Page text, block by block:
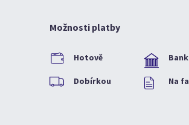
Možnosti platby
Hotově
Dobírkou Na